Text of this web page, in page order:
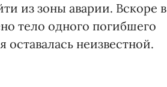
из зоны аварии. Вскоре в
тело одного погибшего
оставалась неизвестной.